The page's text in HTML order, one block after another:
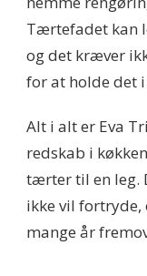
Tærtefadet kan
og det kræver
for at holde det
Alt i alt er Eva
redskab i
tærter til en leg.
ikke vil
mange år